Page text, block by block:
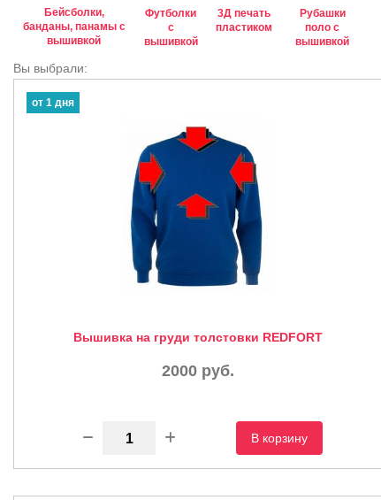
Бейсболки,
банданы, панамы с
вышивкой
Футболки
c
вышивкой
3Д печать
пластиком
Рубашки
поло с
вышивкой
Вы выбрали:
Вышивка на груди толстовки REDFORT
2000 руб.
от 1 дня
В корзину